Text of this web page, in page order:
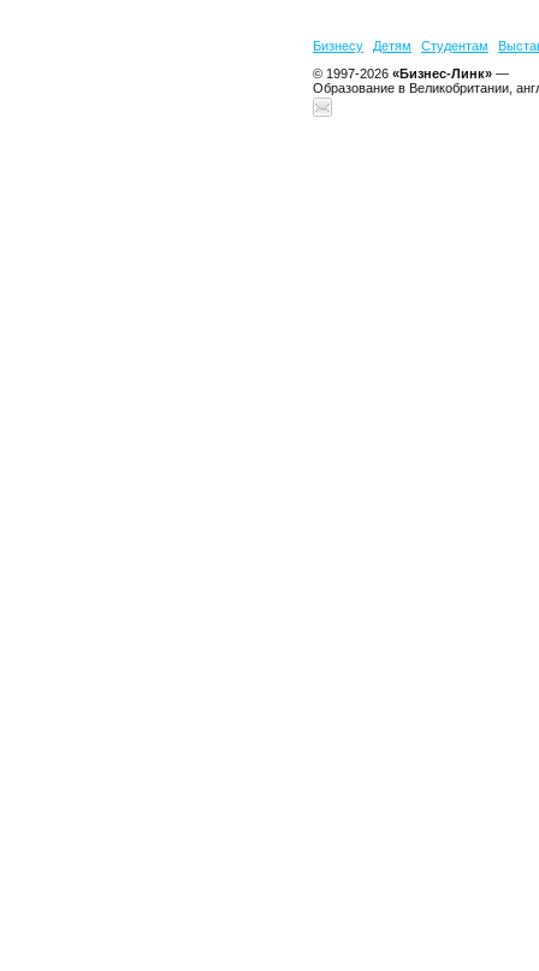
Бизнесу Детям Студентам
© 1997-2026 «Бизнес-Линк» —
Образование в Великобритании,